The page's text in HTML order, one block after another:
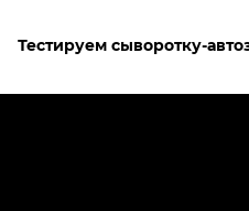
Тестируем сыворотку-